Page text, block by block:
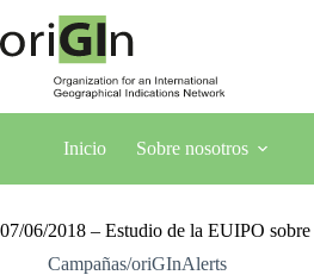
Inicio Sobre nosotros
07/06/2018 – Estudio de la EUIPO
Campañas/oriGInAlerts